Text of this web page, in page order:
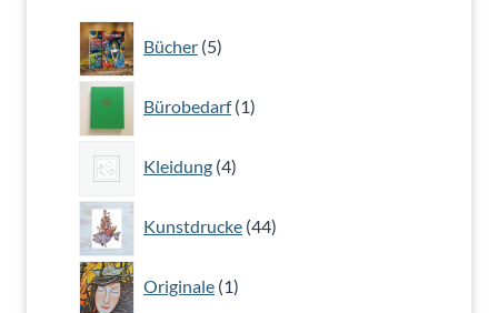
Bücher 5
5
Produkte
Bürobedarf 1
1
Produkt
Kleidung 4
4
Produkte
Kunstdrucke 44
44
Produkte
Originale 1
1
Produkt